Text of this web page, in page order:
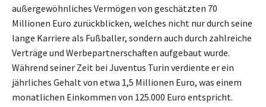
außergewöhnliches Vermögen von geschätzten 70
Millionen Euro zurückblicken, welches nicht nur durch seine
lange Karriere als Fußballer, sondern auch durch zahlreiche
Verträge und Werbepartnerschaften aufgebaut wurde.
Während seiner Zeit bei Juventus Turin verdiente er ein
jährliches Gehalt von etwa 1,5 Millionen Euro, was einem
monatlichen Einkommen von 125.000 Euro entspricht.